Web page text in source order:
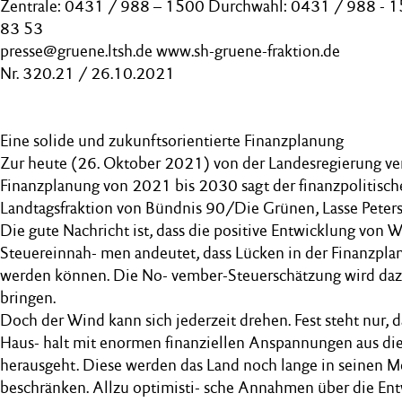
Zentrale: 0431 / 988 – 1500 Durchwahl: 0431 / 988 -
83 53
presse@gruene.ltsh.de www.sh-gruene-fraktion.de
Nr. 320.21 / 26.10.2021
Eine solide und zukunftsorientierte Finanzplanung
Zur heute (26. Oktober 2021) von der Landesregierung
Finanzplanung von 2021 bis 2030 sagt der
Landtagsfraktion von Bündnis 90/Die Grünen, Lasse
Die gute Nachricht ist, dass die positive Entwicklung von
Steuereinnah- men andeutet, dass Lücken in der
werden können. Die No- vember-Steuerschätzung wird
bringen.
Doch der Wind kann sich jederzeit drehen. Fest steht nur,
Haus- halt mit enormen finanziellen Anspannungen aus
herausgeht. Diese werden das Land noch lange in seinen
beschränken. Allzu optimisti- sche Annahmen über die